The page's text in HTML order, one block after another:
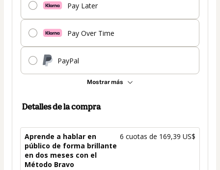
Pay Later
Pay Over Time
PayPal
Mostrar más
Detalles de la compra
Aprende a hablar en
público de forma brillante
en dos meses con el
Método Bravo
6 cuotas de 169,39 US$